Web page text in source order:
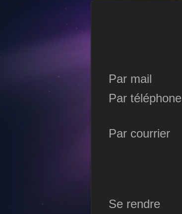
Par mail
Par téléphone
Par courrier
Se rendre